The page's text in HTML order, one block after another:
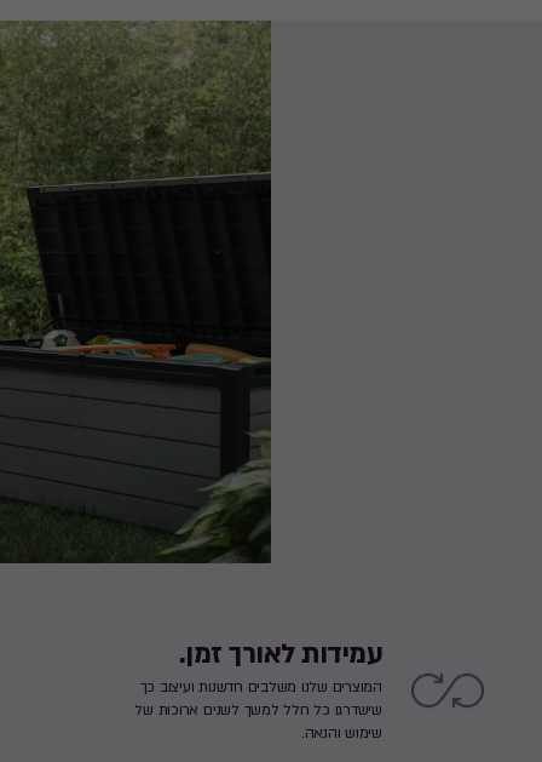
עמידות לאורך זמן.
המוצרים שלנו משלבים חדשנות ועיצוב כך
שישדרגו כל חלל למשך לשנים ארוכות של
שימוש והנאה.